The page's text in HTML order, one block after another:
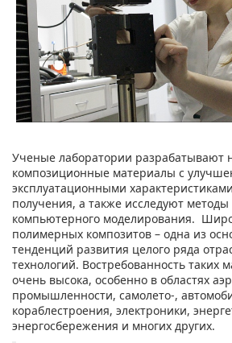
Ученые лаборатории разрабатывают
композиционные материалы с
эксплуатационными
получения, а также исследуют
компьютерного моделирования.
полимерных композитов – одна из
тенденций развития целого ряда
технологий. Востребованность таких
очень высока, особенно в областях
промышленности, самолето-,
кораблестроения, электроники,
энергосбережения и многих других.